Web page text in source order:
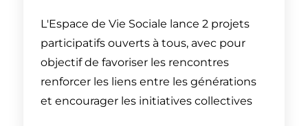
L'Espace de Vie Sociale lance 2 projets
participatifs ouverts à tous, avec pour
objectif de favoriser les rencontres
renforcer les liens entre les générations
et encourager les initiatives collectives